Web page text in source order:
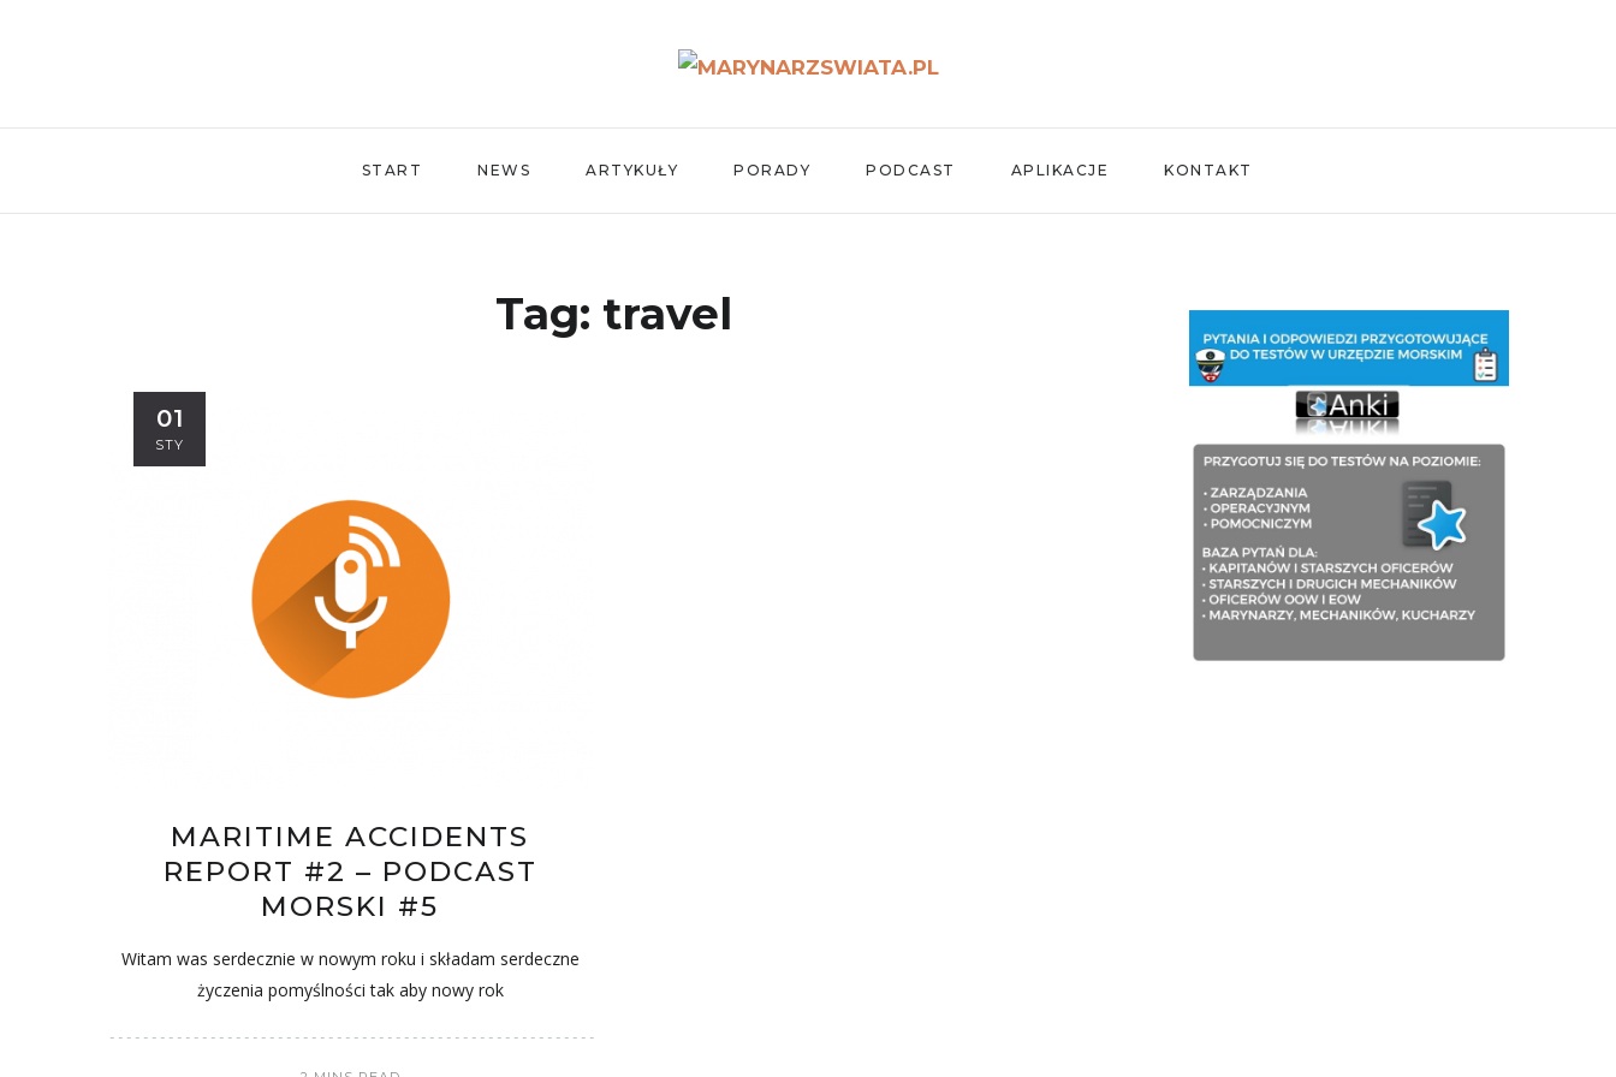
START NEWS ARTYKUŁY PORADY PODCAST APLIKACJE KONTAKT
Tag: travel
01
STY
MARITIME ACCIDENTS
REPORT #2 – PODCAST
MORSKI #5
Witam was serdecznie w nowym roku i składam serdeczne
życzenia pomyślności tak aby nowy rok